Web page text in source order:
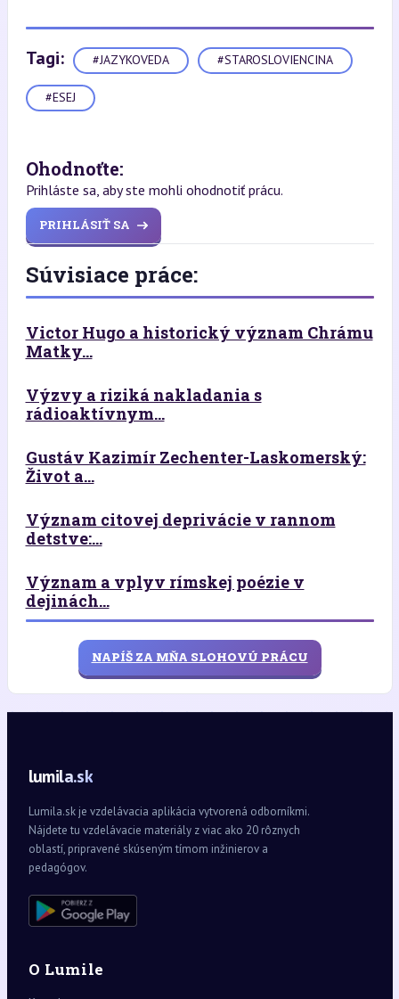
Tagi: #JAZYKOVEDA #STAROSLOVIENCINA
#ESEJ
Ohodnoťte:
Prihláste sa, aby ste mohli ohodnotiť prácu.
PRIHLÁSIŤ SA
Súvisiace práce:
Victor Hugo a historický význam Chrámu
Matky...
Výzvy a riziká nakladania s
rádioaktívnym...
Gustáv Kazimír Zechenter-Laskomerský:
Život a...
Význam citovej deprivácie v rannom
detstve:...
Význam a vplyv rímskej poézie v
dejinách...
NAPÍŠ ZA MŇA SLOHOVÚ PRÁCU
lumila.sk
Lumila.sk je vzdelávacia aplikácia vytvorená odborníkmi.
Nájdete tu vzdelávacie materiály z viac ako 20 rôznych
oblastí, pripravené skúseným tímom inžinierov a
pedagógov.
O Lumile